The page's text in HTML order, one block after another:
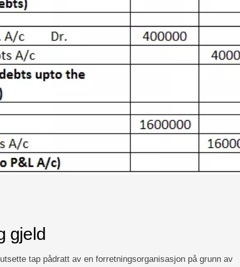
gjeld
tap pådratt av en forretningsorganisasjon på grunn av